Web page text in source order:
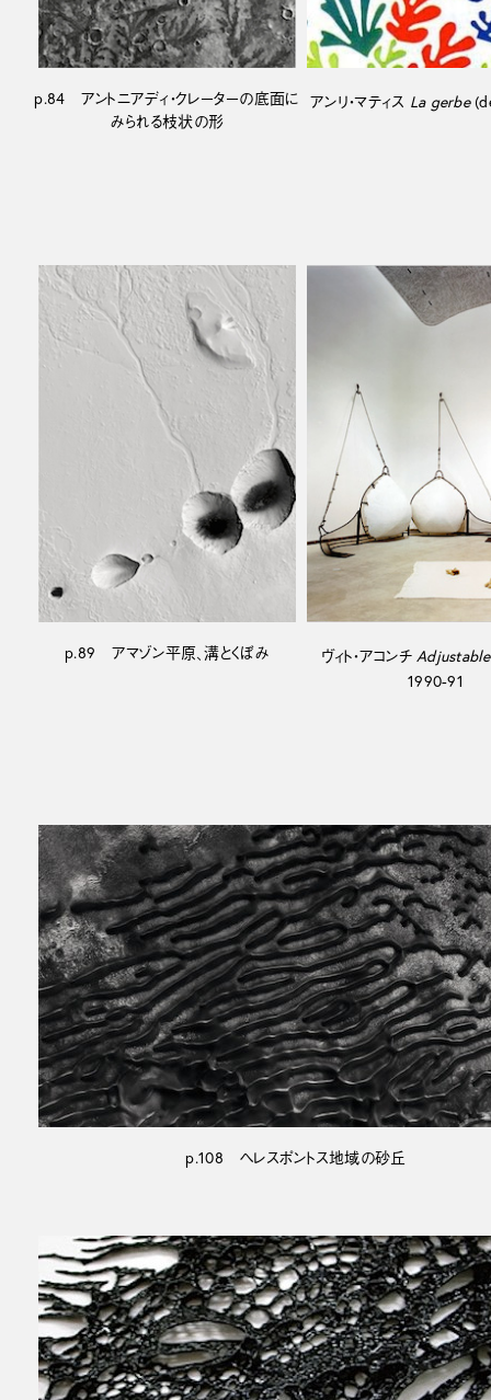
p.84 アントニアディ・クレーターの底面に
みられる枝状の形
アンリ・マティス La gerbe
p.89 アマゾン平原、溝とくぼみ ヴィト・アコンチ
1990-91
p.108 ヘレスポントス地域の砂丘